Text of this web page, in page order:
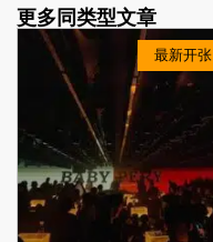
最新开张
更多同类型文章